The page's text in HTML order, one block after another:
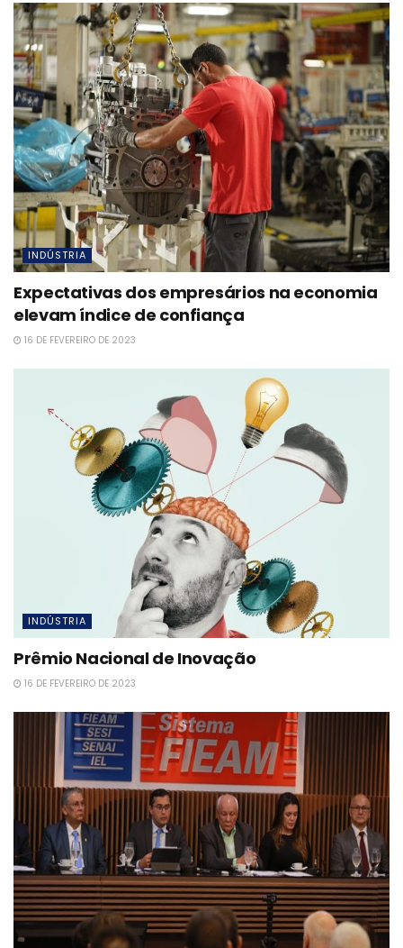
INDÚSTRIA
Expectativas dos empresários na economia
elevam índice de confiança
16 DE FEVEREIRO DE 2023
INDÚSTRIA
Prêmio Nacional de Inovação
16 DE FEVEREIRO DE 2023